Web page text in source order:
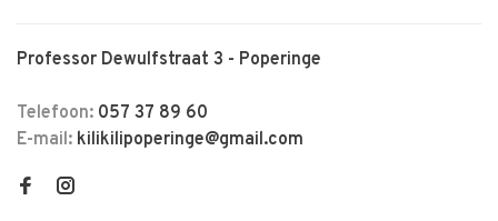
Professor Dewulfstraat 3 - Poperinge
Telefoon: 057 37 89 60
E-mail: kilikilipoperinge@gmail.com